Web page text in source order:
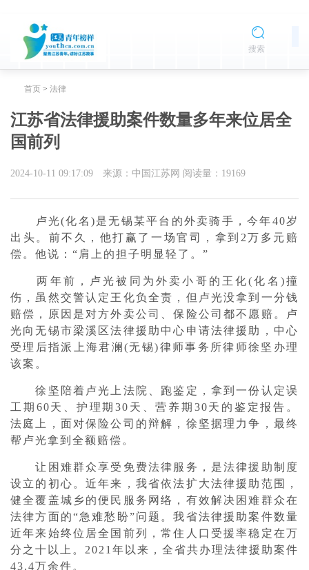
搜索
首页 > 法律
江苏省法律援助案件数量多年来位居全
国前列
2024-10-11 09:17:09 来源：中国江苏网 阅读量： 19169
卢光(化名)是无锡某平台的外卖骑手，今年40岁
出头。前不久，他打赢了一场官司，拿到2万多元赔
偿。他说：“肩上的担子明显轻了。”
两年前，卢光被同为外卖小哥的王化(化名)撞
伤，虽然交警认定王化负全责，但卢光没拿到一分钱
赔偿，原因是对方外卖公司、保险公司都不愿赔。卢
光向无锡市梁溪区法律援助中心申请法律援助，中心
受理后指派上海君澜(无锡)律师事务所律师徐坚办理
该案。
徐坚陪着卢光上法院、跑鉴定，拿到一份认定误
工期60天、护理期30天、营养期30天的鉴定报告。
法庭上，面对保险公司的辩解，徐坚据理力争，最终
帮卢光拿到全额赔偿。
让困难群众享受免费法律服务，是法律援助制度
设立的初心。近年来，我省依法扩大法律援助范围，
健全覆盖城乡的便民服务网络，有效解决困难群众在
法律方面的“急难愁盼”问题。我省法律援助案件数量
近年来始终位居全国前列，常住人口受援率稳定在万
分之十以上。2021年以来，全省共办理法律援助案件
43.4万余件。